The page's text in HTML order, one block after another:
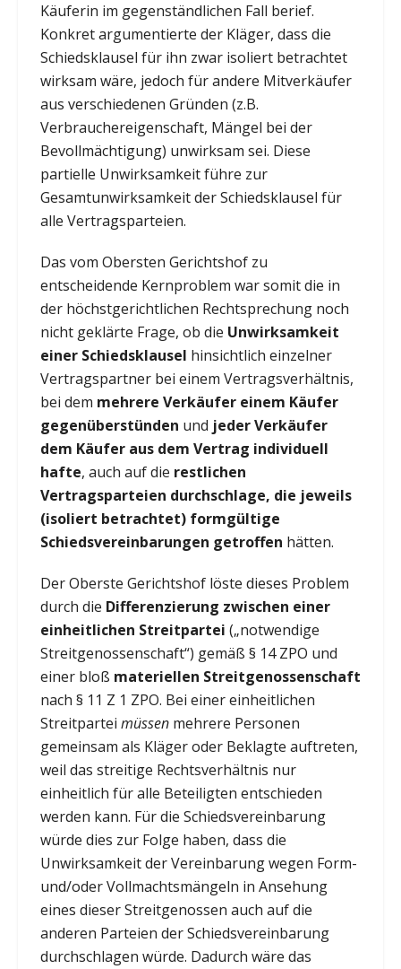
Käuferin im gegenständlichen Fall berief.
Konkret argumentierte der Kläger, dass die
Schiedsklausel für ihn zwar isoliert betrachtet
wirksam wäre, jedoch für andere Mitverkäufer
aus verschiedenen Gründen (z.B.
Verbrauchereigenschaft, Mängel bei der
Bevollmächtigung) unwirksam sei. Diese
partielle Unwirksamkeit führe zur
Gesamtunwirksamkeit der Schiedsklausel für
alle Vertragsparteien.
Das vom Obersten Gerichtshof zu
entscheidende Kernproblem war somit die in
der höchstgerichtlichen Rechtsprechung noch
nicht geklärte Frage, ob die Unwirksamkeit
einer Schiedsklausel hinsichtlich einzelner
Vertragspartner bei einem Vertragsverhältnis,
bei dem mehrere Verkäufer einem Käufer
gegenüberstünden und jeder Verkäufer
dem Käufer aus dem Vertrag individuell
hafte, auch auf die restlichen
Vertragsparteien durchschlage, die jeweils
(isoliert betrachtet) formgültige
Schiedsvereinbarungen getroffen hätten.
Der Oberste Gerichtshof löste dieses Problem
durch die Differenzierung zwischen einer
einheitlichen Streitpartei („notwendige
Streitgenossenschaft“) gemäß § 14 ZPO und
einer bloß materiellen Streitgenossenschaft
nach § 11 Z 1 ZPO. Bei einer einheitlichen
Streitpartei müssenmehrere Personen
gemeinsam als Kläger oder Beklagte auftreten,
weil das streitige Rechtsverhältnis nur
einheitlich für alle Beteiligten entschieden
werden kann. Für die Schiedsvereinbarung
würde dies zur Folge haben, dass die
Unwirksamkeit der Vereinbarung wegen Form-
und/oder Vollmachtsmängeln in Ansehung
eines dieser Streitgenossen auch auf die
anderen Parteien der Schiedsvereinbarung
durchschlagen würde. Dadurch wäre das